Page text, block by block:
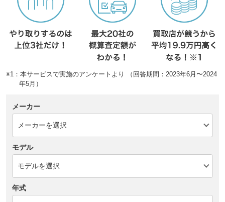
※1：本サービスで実施のアンケートより （回答期間：2023年6月〜2024
年5月）
メーカー
モデル
年式